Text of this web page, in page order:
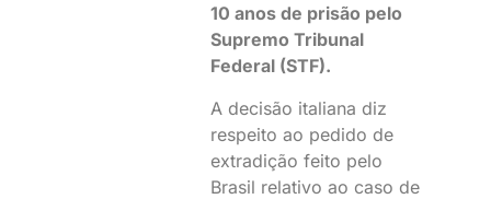
10 anos de prisão pelo
Supremo Tribunal
Federal (STF).
A decisão italiana diz
respeito ao pedido de
extradição feito pelo
Brasil relativo ao caso de